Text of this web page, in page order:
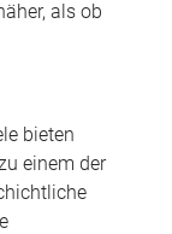
als ob
bieten
einem der